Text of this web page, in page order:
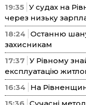
19:35 У судах на
через низьку
18:24 Останню
захисникам
17:37 У Рівному
експлуатацію
16:34
На